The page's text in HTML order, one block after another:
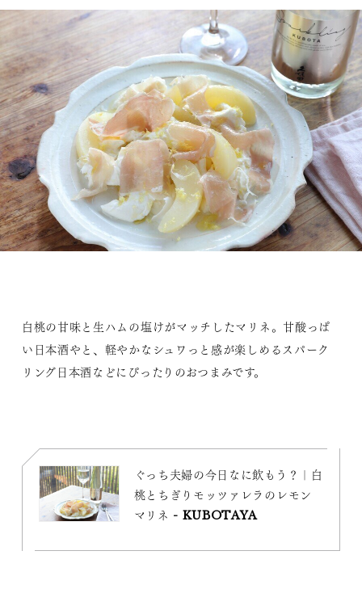
白桃の甘味と生ハムの塩けがマッチしたマリネ。甘酸っぱ
い日本酒やと、軽やかなシュワっと感が楽しめるスパーク
リング日本酒などにぴったりのおつまみです。
ぐっち夫婦の今日なに飲もう？｜白
桃とちぎりモッツァレラのレモン
マリネ - KUBOTAYA